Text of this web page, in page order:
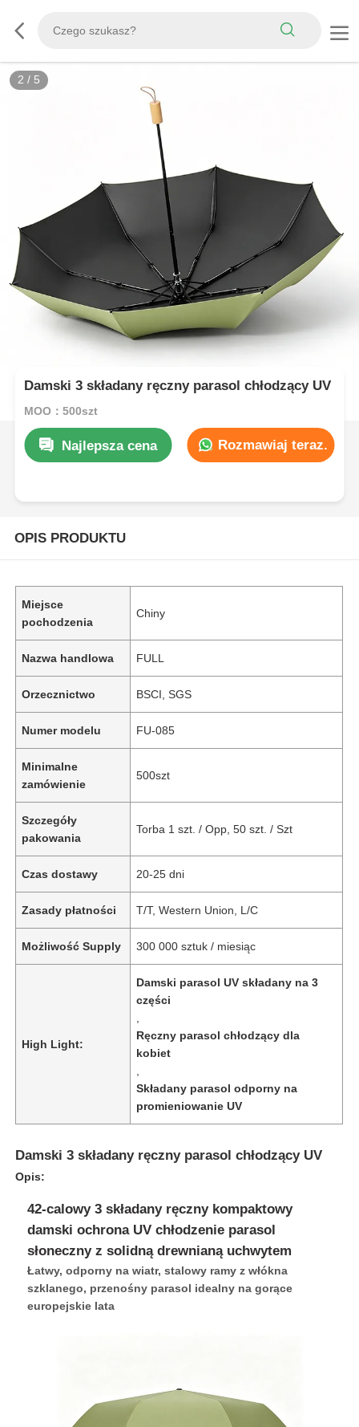
3 / 5
Damski 3 składany ręczny parasol chłodzący UV
MOQ：500szt
Najlepsza cena Rozmawiaj teraz.
OPIS PRODUKTU
Miejsce
pochodzenia
Chiny
Nazwa handlowa FULL
Orzecznictwo BSCI, SGS
Numer modelu FU-085
Minimalne
zamówienie
500szt
Szczegóły
pakowania
Torba 1 szt. / Opp, 50 szt. / Szt
Czas dostawy 20-25 dni
Zasady płatności T/T, Western Union, L/C
Możliwość Supply 300 000 sztuk / miesiąc
High Light:
Damski parasol UV składany na 3
części
Ręczny parasol chłodzący dla
kobiet
Składany parasol odporny na
promieniowanie UV
Damski 3 składany ręczny parasol chłodzący UV
Opis:
42-calowy 3 składany ręczny kompaktowy
damski ochrona UV chłodzenie parasol
słoneczny z solidną drewnianą uchwytem
Łatwy, odporny na wiatr, stalowy ramy z włókna
szklanego, przenośny parasol idealny na gorące
europejskie lata